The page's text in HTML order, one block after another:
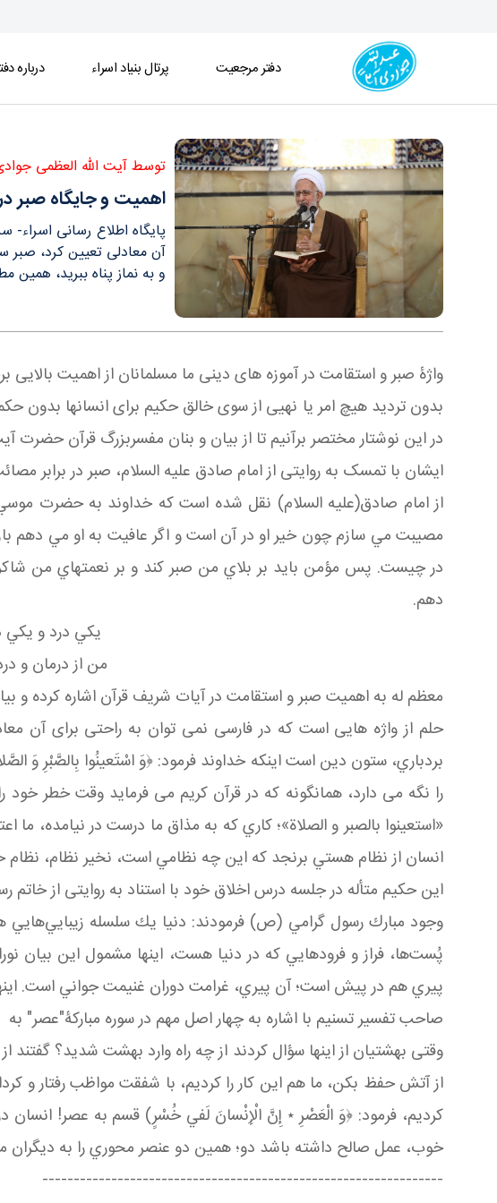
دفتر مرجعیت پرتال بنیاد اسراء درباره
توسط آیت الله العظمی
اهمیت و جایگاه صبر
پایگاه اطلاع رسانی
آن معادلی تعیین کرد، صبر
و به نماز پناه ببرید،
واژۀ صبر و استقامت در آموزه های دینی ما مسلمانان از اهمیت بالایی
بدون تردید هیچ امر یا نهیی از سوی خالق حکیم برای انسانها بدون
در این نوشتار مختصر برآنیم تا از بیان و بنان مفسربزرگ قرآن حضرت
ایشان با تمسک به روایتی از امام صادق علیه السلام، صبر در برابر
از امام صادق(عليه السلام) نقل شده است كه خداوند به حضرت
مصيبت مي سازم چون خير او در آن است و اگر عافيت به او مي دهم
در چيست. پس مؤمن بايد بر بلاي من صبر كند و بر نعمتهاي من
دهم.
يكي درد و
من از درمان و
معظم له به اهمیت صبر و استقامت در آیات شریف قرآن اشاره کرده و
حلم از واژه هایی است که در فارسی نمی توان به راحتی برای آن
بردباري، ستون دين است اينكه خداوند فرمود: ﴿وَ اسْتَعينُوا
را نگه می دارد، همانگونه که در قرآن کریم می فرماید وقت خطر
«استعینوا بالصبر و الصلاة»؛ كاري كه به مذاق ما درست در نيامده،
انسان از نظام هستي برنجد كه اين چه نظامي است، نخير نظام،
این حکیم متأله در جلسه درس اخلاق خود با استناد به روایتی از خاتم
وجود مبارك رسول گرامي (ص) فرمودند: دنيا يك سلسله زيبايي‌هايي
پُست‌ها، فراز و فرودهايي كه در دنيا هست، اينها مشمول اين بيان
پيري هم در پيش است؛ آن پيري، غرامت دوران غنيمت جواني است.
صاحب تفسیر تسنیم با اشاره به چهار اصل مهم در سوره مبارکۀ"عصر" به
وقتی بهشتيان از اينها سؤال كردند از چه راه وارد بهشت شديد؟
از آتش حفظ بكن، ما هم اين كار را كرديم، با شفقت مواظب رفتار و
كرديم، فرمود: ﴿وَ الْعَصْرِ ٭ إِنَّ الْإِنْسانَ لَفي‏ خُسْرٍ) قسم به عصر!
خوب، عمل صالح داشته باشد دو؛ همين دو عنصر محوري را به ديگران
----------------------------------------------------------------